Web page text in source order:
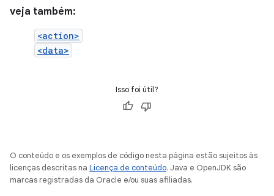
veja também:
<action>
<data>
Isso foi útil?
O conteúdo e os exemplos de código nesta página estão sujeitos às
licenças descritas na Licença de conteúdo. Java e OpenJDK são
marcas registradas da Oracle e/ou suas afiliadas.